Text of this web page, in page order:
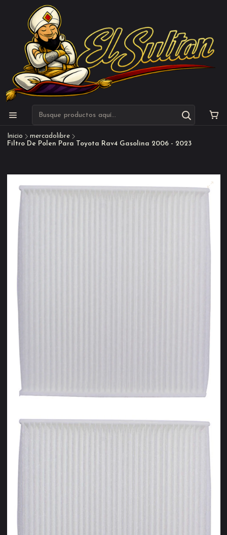
Inicio
mercadolibre
Filtro De Polen Para Toyota Rav4 Gasolina 2006 - 2023